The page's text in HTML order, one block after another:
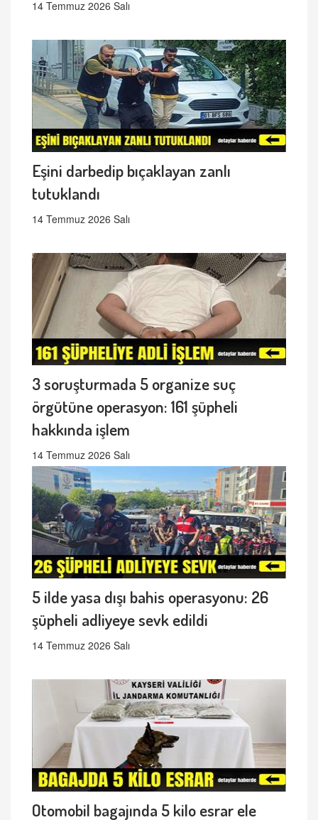
14 Temmuz 2026 Salı
Eşini darbedip bıçaklayan zanlı
tutuklandı
14 Temmuz 2026 Salı
3 soruşturmada 5 organize suç
örgütüne operasyon: 161 şüpheli
hakkında işlem
14 Temmuz 2026 Salı
5 ilde yasa dışı bahis operasyonu: 26
şüpheli adliyeye sevk edildi
14 Temmuz 2026 Salı
Otomobil bagajında 5 kilo esrar ele